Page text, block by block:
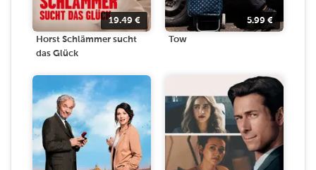
19.49 €
Horst Schlämmer sucht
das Glück
5.99 €
Tow